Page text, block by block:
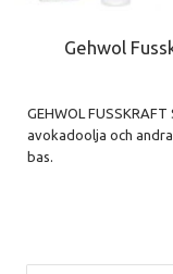
Gehwol
GEHWOL
avokadoolja och
bas.